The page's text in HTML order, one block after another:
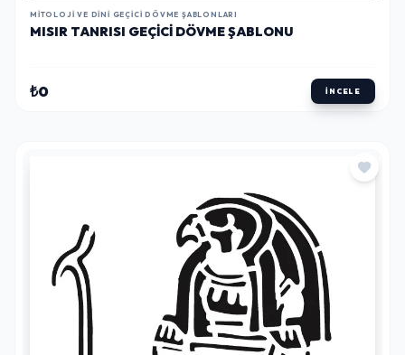
MITOLOJI VE DINI GEÇICI DÖVME ŞABLONLARI
MISIR TANRISI GEÇICI DÖVME ŞABLONU
₺0 İNCELE